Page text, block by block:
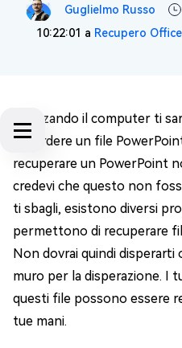
Guglielmo Russo
10:22:01 a Recupero Office
Utilizzando il computer ti
di perdere un file
recuperare un PowerPoint
credevi che questo non
ti sbagli, esistono diversi
permettono di recuperare
Non dovrai quindi disperarti
muro per la disperazione. I
questi file possono essere
tue mani.